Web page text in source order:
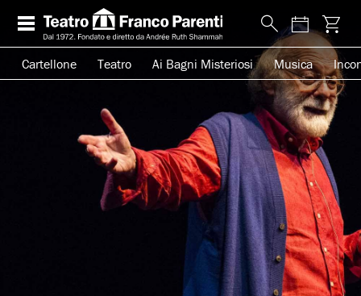
Cartellone Teatro Ai Bagni Misteriosi Musica